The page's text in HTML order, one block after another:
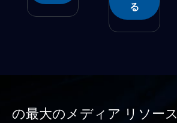
る
の最大のメディア リソース